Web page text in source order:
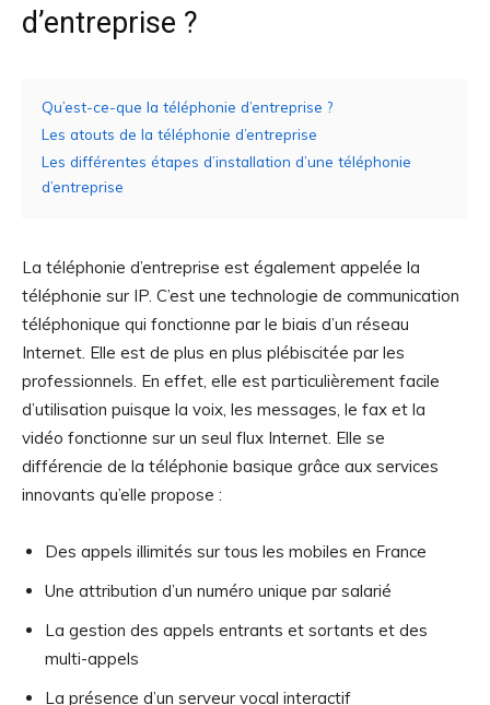
d’entreprise ?
Qu’est-ce-que la téléphonie d’entreprise ?
Les atouts de la téléphonie d’entreprise
Les différentes étapes d’installation d’une téléphonie
d’entreprise
La téléphonie d’entreprise est également appelée la
téléphonie sur IP. C’est une technologie de communication
téléphonique qui fonctionne par le biais d’un réseau
Internet. Elle est de plus en plus plébiscitée par les
professionnels. En effet, elle est particulièrement facile
d’utilisation puisque la voix, les messages, le fax et la
vidéo fonctionne sur un seul flux Internet. Elle se
différencie de la téléphonie basique grâce aux services
innovants qu’elle propose :
Des appels illimités sur tous les mobiles en France
Une attribution d’un numéro unique par salarié
La gestion des appels entrants et sortants et des
multi-appels
La présence d’un serveur vocal interactif